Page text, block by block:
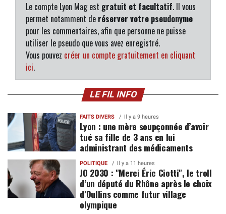
Le compte Lyon Mag est gratuit et facultatif. Il vous
permet notamment de réserver votre pseudonyme
pour les commentaires, afin que personne ne puisse
utiliser le pseudo que vous avez enregistré.
Vous pouvez créer un compte gratuitement en cliquant
ici.
LE FIL INFO
FAITS DIVERS Il y a 9 heures
Lyon : une mère soupçonnée d’avoir
tué sa fille de 3 ans en lui
administrant des médicaments
POLITIQUE Il y a 11 heures
JO 2030 : "Merci Éric Ciotti", le troll
d’un député du Rhône après le choix
d’Oullins comme futur village
olympique